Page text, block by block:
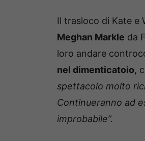
Il trasloco di Kate e
Meghan Markle da
loro andare
nel dimenticatoio,
spettacolo molto
Continueranno ad
improbabile”.